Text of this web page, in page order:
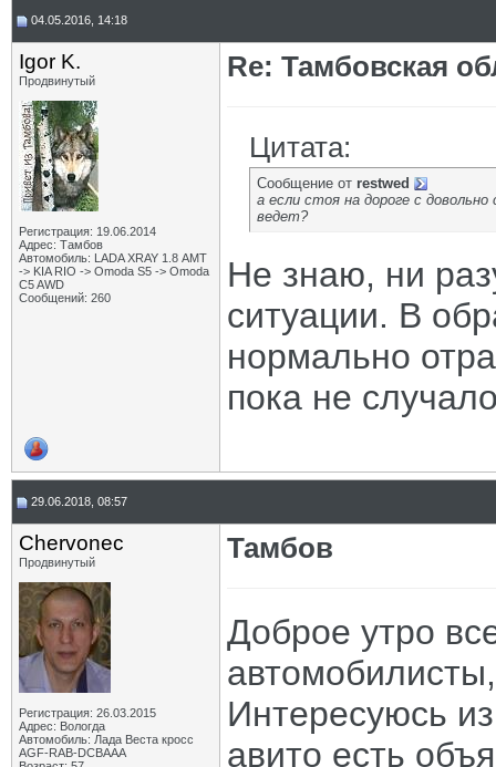
04.05.2016, 14:18
Igor K.
Продвинутый
Регистрация: 19.06.2014
Адрес: Тамбов
Автомобиль: LADA XRAY 1.8 АМТ
-> KIA RIO -> Omoda S5 -> Omoda
C5 AWD
Сообщений: 260
Re: Тамбовская
Цитата:
Сообщение от restwed
а если стоя на дороге с
ведет?
Не знаю, ни
ситуации. В
нормально
пока не
29.06.2018, 08:57
Chervonec
Продвинутый
Регистрация: 26.03.2015
Адрес: Вологда
Автомобиль: Лада Веста кросс
AGF-RAB-DCBAAA
Тамбов
Доброе утро
Интересуюсь
авито есть